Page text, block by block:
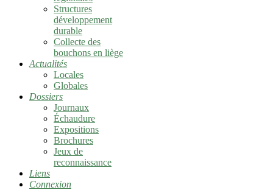
Structures
développement
durable
Collecte des
bouchons en liège
Actualités
Locales
Globales
Dossiers
Journaux
Échaudure
Expositions
Brochures
Jeux de
reconnaissance
Liens
Connexion